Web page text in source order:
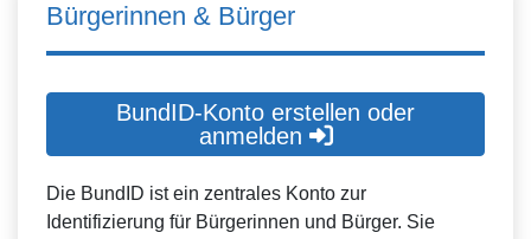
Bürgerinnen & Bürger
BundID-Konto erstellen oder
anmelden
Die BundID ist ein zentrales Konto zur
Identifizierung für Bürgerinnen und Bürger. Sie